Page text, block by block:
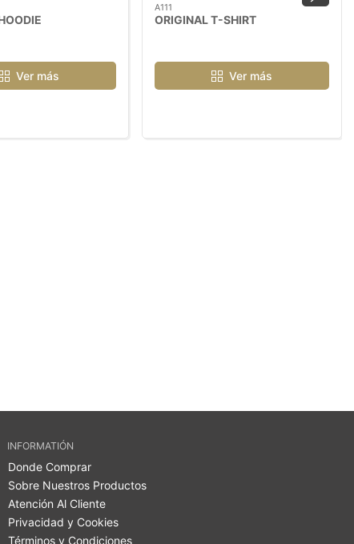
Ver más
A111
ORIGINAL T-SHIRT
Ver más
INFORMATIÓN
Donde Comprar
Sobre Nuestros Productos
Atención Al Cliente
Privacidad y Cookies
Términos y Condiciones